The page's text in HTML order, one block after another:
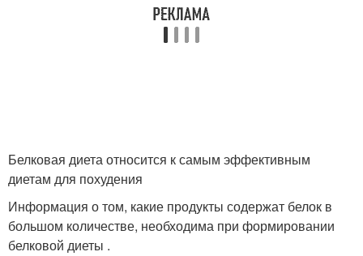
Белковая диета относится к самым эффективным
диетам для похудения
Информация о том, какие продукты содержат белок в
большом количестве, необходима при формировании
белковой диеты .